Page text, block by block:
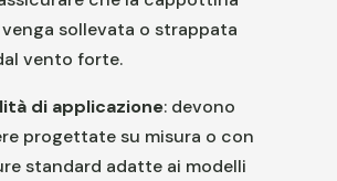
sollevata o strappata
vento forte.
di applicazione: devono
progettate su misura o con
standard adatte ai modelli